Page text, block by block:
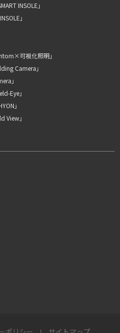
INSOLE」
」
可視化照明」
Camera」
」
Eye」
」
View」